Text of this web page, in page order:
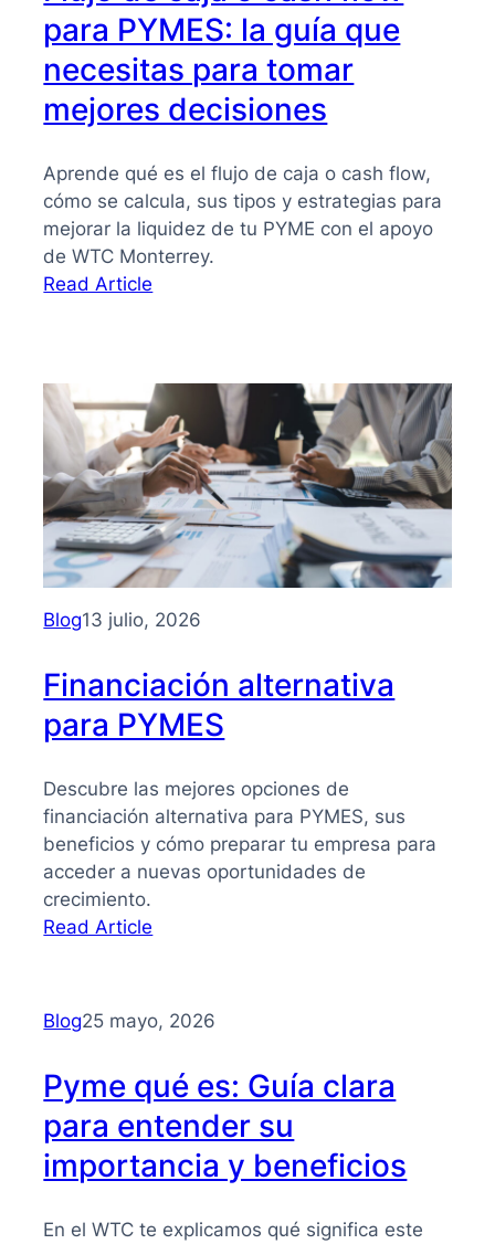
para PYMES: la guía que
necesitas para tomar
mejores decisiones
Aprende qué es el flujo de caja o cash flow,
cómo se calcula, sus tipos y estrategias para
mejorar la liquidez de tu PYME con el apoyo
de WTC Monterrey.
Read Article
o
cash
flow
para
PYMES:
la
guía
que
necesitas
tomar
mejores
decisiones
Blog13 julio, 2026
Financiación alternativa
para PYMES
Descubre las mejores opciones de
financiación alternativa para PYMES, sus
beneficios y cómo preparar tu empresa para
acceder a nuevas oportunidades de
crecimiento.
Read Article
para
PYMES
Blog25 mayo, 2026
Pyme qué es: Guía clara
para entender su
importancia y beneficios
En el WTC te explicamos qué significa este